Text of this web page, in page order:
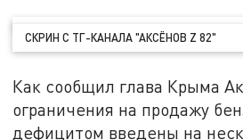
СКРИН С ТГ-КАНАЛА "АКСЁНОВ Z 82"
Как сообщил глава Крыма
ограничения на продажу
дефицитом введены на